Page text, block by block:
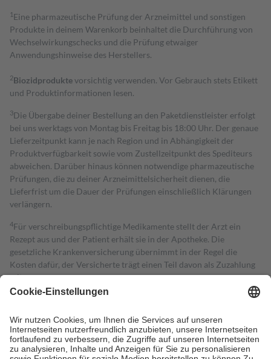
1 Eine pharmazeutische Prüfung der Arzneimittel und sonstigen
Produkte in deinem Warenkorb beinhaltet die Durchführung von
Wechselwirkungschecks und die Prüfung etwaiger
Anwendungshinweise des Herstellers.
2Biozidproduktevorsichtig verwenden. Vor Gebrauch stets Etikett
und Produktinformationen lesen.
3Die Übergabe deiner Bestellung an den Paketdienstleister erfolgt
bei uns werktags von Montag bis Freitag bis 18:00 Uhr. Der genaue
Lieferzeitpunkt kann je nach Region und in Abhängigkeit der
Produktverfügbarkeit sowie vom Zustellzeitpunkt des Spediteurs
abweichen. Darüber hinaus können notwendige pharmazeutische
Prüfungen, die zu deiner Arzneimittelsicherheit dienen, die
Lieferfrist um die Dauer der Prüfungen einschließlich Klärungen
verlängern.
4Für verschreibungspflichtige Medikamente stellt der Arzt ein
Rezept aus und der Patient erhält sie in der Apotheke. Die
gesetzliche Krankenversicherung übernimmt in der Regel die
Kosten dafür, der Versicherte trägt einen Teil davon als Zuzahlung
mit.
Grundsätzlich leisten Mitglieder Zuzahlungen in Höhe von zehn
höchstens zehn Euro.
Es sind jedoch nie mehr als die tatsächlichen
Kosten der Leistung zu entrichten.
Diese Regeln gelten grundsätzlich auch für Online-Apotheken.
Bei Heilmitteln und häuslicher Krankenpflege beträgt die